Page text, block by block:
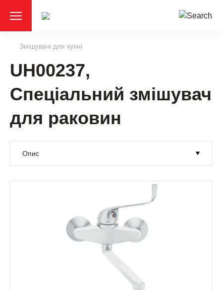
Змішувачі для кухні
UH00237,
Спеціальний змішувач
для раковин